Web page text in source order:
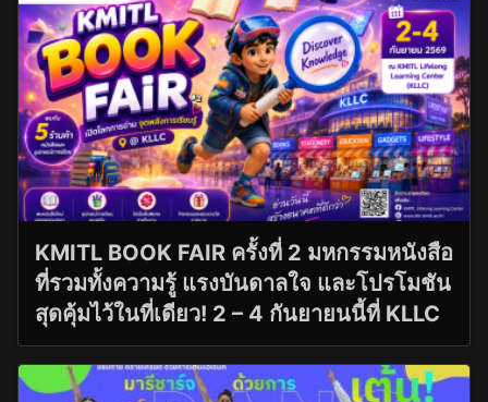
KMITL BOOK FAIR ครั้งที่ 2 มหกรรมหนังสือ
ที่รวมทั้งความรู้ แรงบันดาลใจ และโปรโมชัน
สุดคุ้มไว้ในที่เดียว! 2 – 4 กันยายนนี้ที่ KLLC